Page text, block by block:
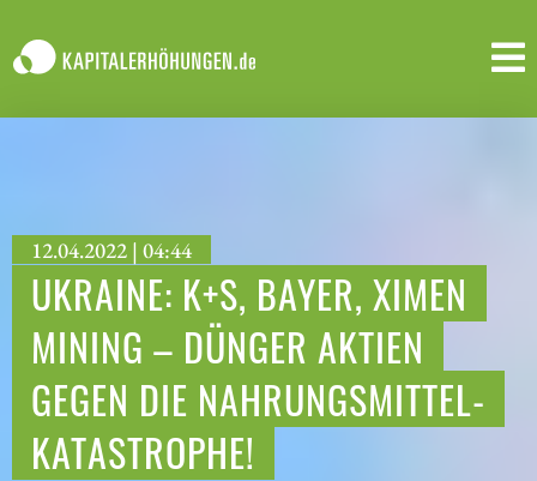
12.04.2022 | 04:44
UKRAINE: K+S, BAYER, XIMEN
MINING – DÜNGER AKTIEN
GEGEN DIE NAHRUNGSMITTEL-
KATASTROPHE!